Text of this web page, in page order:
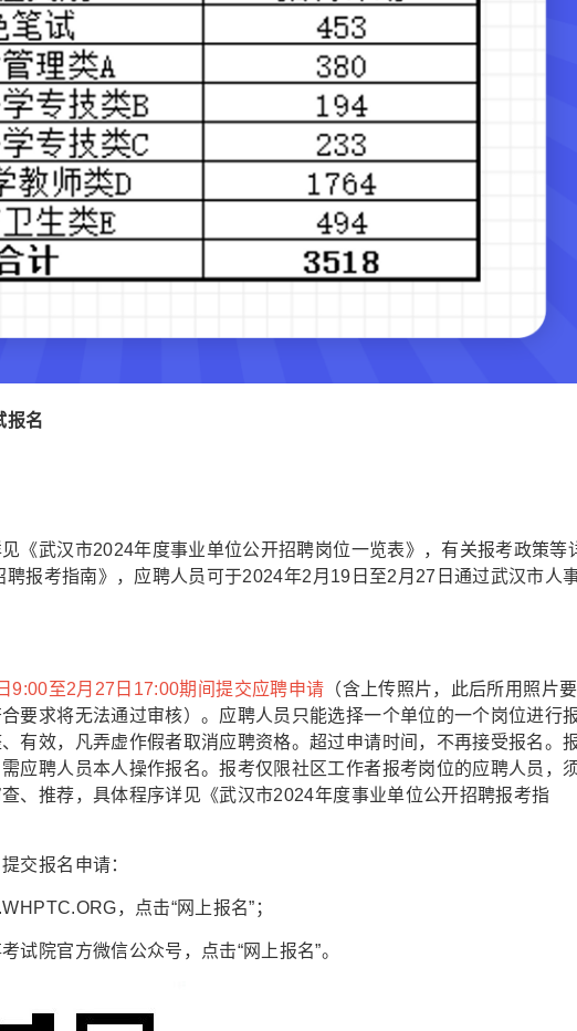
报名
《武汉市2024年度事业单位公开招聘岗位一览表》，有关报考政策等
报考指南》，应聘人员可于2024年2月19日至2月27日通过武汉市人
9:00至2月27日17:00期间提交应聘申请 （含上传照片，此后所用照片要
要求将无法通过审核）。应聘人员只能选择一个单位的一个岗位进行
有效，凡弄虚作假者取消应聘资格。超过申请时间，不再接受报名。
应聘人员本人操作报名。报考仅限社区工作者报考岗位的应聘人员，
、推荐，具体程序详见《武汉市2024年度事业单位公开招聘报考指
交报名申请：
，点击“网上报名”；
院官方微信公众号，点击“网上报名”。